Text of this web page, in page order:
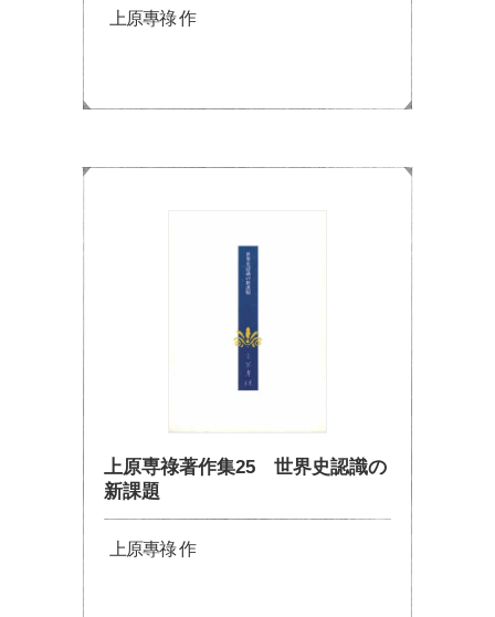
上原專祿 作
上原専祿著作集25 世界史認識の
新課題
上原專祿 作